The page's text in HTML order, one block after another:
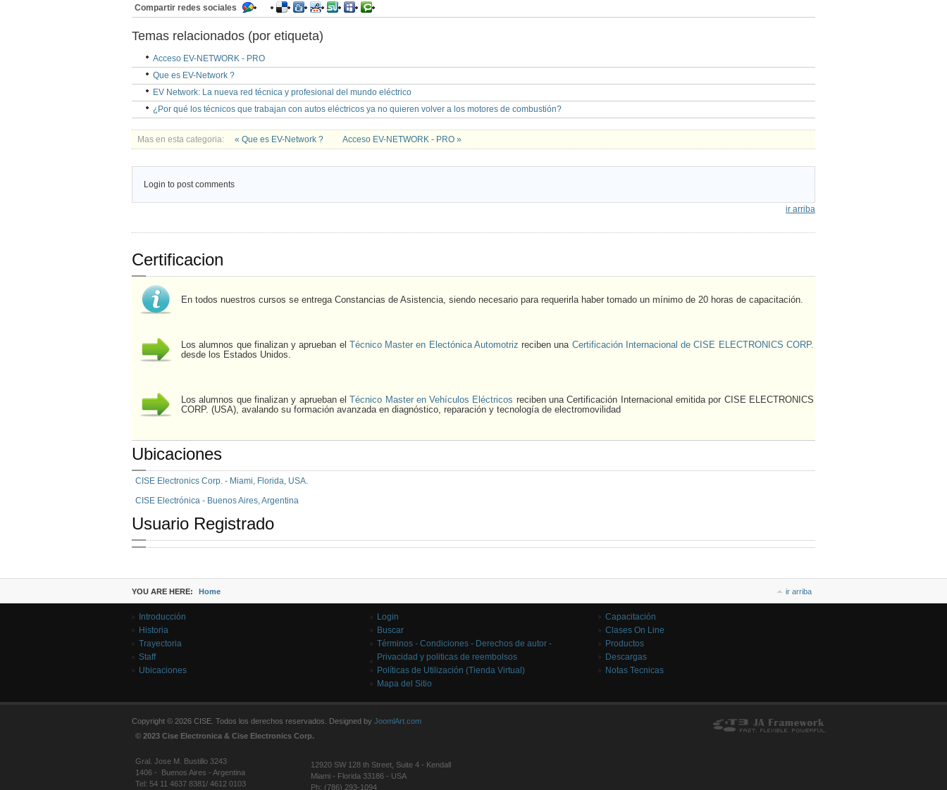
Compartir redes sociales
Temas relacionados (por etiqueta)
Acceso EV-NETWORK - PRO
Que es EV-Network ?
EV Network: La nueva red técnica y profesional del mundo eléctrico
¿Por qué los técnicos que trabajan con autos eléctricos ya no quieren volver a los motores de combustión?
Mas en esta categoria: « Que es EV-Network ? Acceso EV-NETWORK - PRO »
Login to post comments
ir arriba
Certificacion
En todos nuestros cursos se entrega Constancias de Asistencia, siendo necesario para requerirla haber tomado un mínimo de 20 horas de capacitación.
Los alumnos que finalizan y aprueban el Técnico Master en Electónica Automotriz reciben una Certificación Internacional de CISE ELECTRONICS CORP.
desde los Estados Unidos.
Los alumnos que finalizan y aprueban elTécnico Master en Vehículos Eléctricos reciben una Certificación Internacional emitida por CISE ELECTRONICS
CORP. (USA), avalando su formación avanzada en diagnóstico, reparación y tecnología de electromovilidad
Ubicaciones
CISE Electronics Corp. - Miami, Florida, USA.
CISE Electrónica - Buenos Aires, Argentina
Usuario Registrado
YOU ARE HERE: Home ir arriba
Introducción
Historia
Trayectoria
Staff
Ubicaciones
Login
Buscar
Términos - Condiciones - Derechos de autor -
Privacidad y politicas de reembolsos
Políticas de Utilización (Tienda Virtual)
Mapa del Sitio
Capacitación
Clases On Line
Productos
Descargas
Notas Tecnicas
Copyright © 2026 CISE. Todos los derechos reservados. Designed by JoomlArt.com
© 2023 Cise Electronica & Cise Electronics Corp.
Gral. Jose M. Bustillo 3243
1406 - Buenos Aires - Argentina
Tel: 54 11 4637 8381/ 4612 0103
12920 SW 128 th Street, Suite 4 - Kendall
Miami - Florida 33186 - USA
Ph: (786) 293-1094